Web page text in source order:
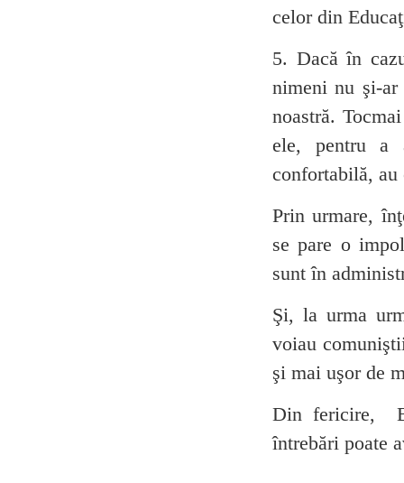
celor din
5. Dacă în
nimeni nu şi-
noastră.
ele, pentru a
confortabilă, au
Prin urmare,
se pare o
sunt în
Şi, la urma
voiau
şi mai uşor de
Din fericire,
întrebări poate